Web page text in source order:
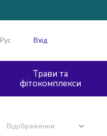
Рус Вхід
Трави та
фітокомплекси
Відображення: